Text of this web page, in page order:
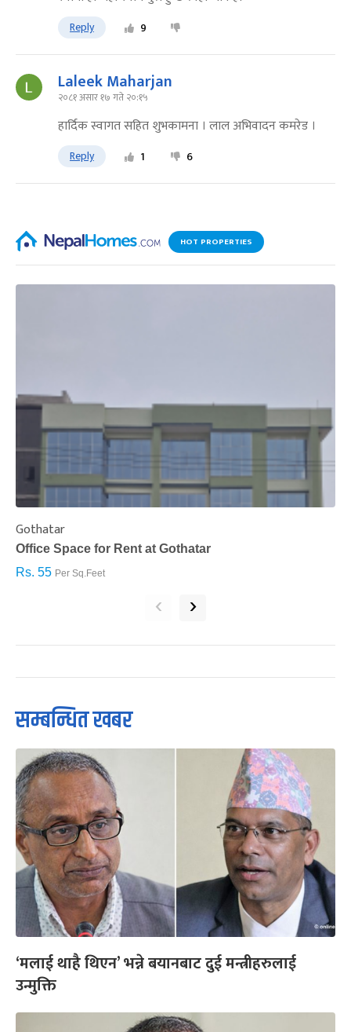
Reply 9
Laleek Maharjan
२०८१ असार १७ गते २०:१५
हार्दिक स्वागत सहित शुभकामना । लाल अभिवादन कमरेड ।
Reply 1 6
HOT PROPERTIES
Gothatar
Office Space for Rent at Gothatar
Rs. 55 Per Sq.Feet
‹ ›
सम्बन्धित खबर
‘मलाई थाहै थिएन’ भन्ने बयानबाट दुई मन्त्रीहरुलाई
उन्मुक्ति